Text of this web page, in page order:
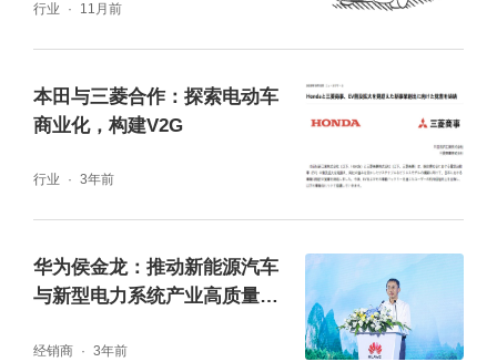
行业 11月前
本田与三菱合作：探索电动车
商业化，构建V2G
行业 3年前
华为侯金龙：推动新能源汽车
与新型电力系统产业高质量发
经销商 3年前